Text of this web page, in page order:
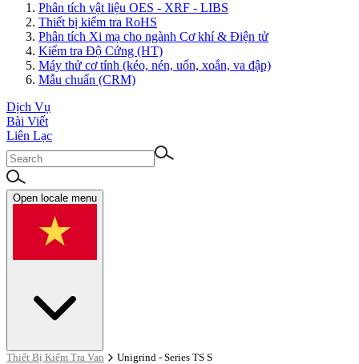
Phân tích vật liệu OES - XRF - LIBS
Thiết bị kiểm tra RoHS
Phân tích Xi mạ cho ngành Cơ khí & Điện tử
Kiểm tra Độ Cứng (HT)
Máy thử cơ tính (kéo, nén, uốn, xoắn, va đập)
Mẫu chuẩn (CRM)
Dịch Vụ
Bài Viết
Liên Lạc
Open locale menu
Thiết Bị Kiểm Tra Van Unigrind - Series TS S